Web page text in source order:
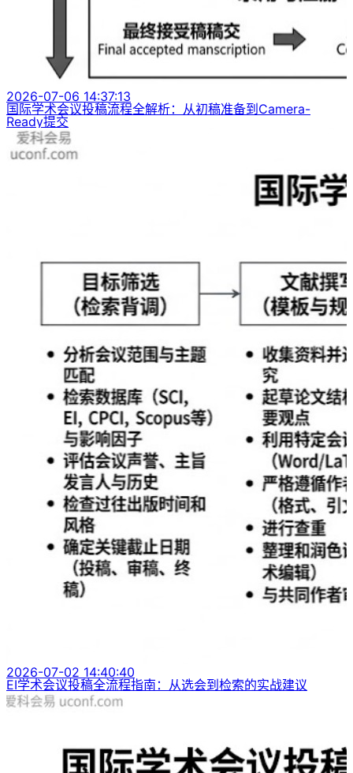
2026-07-06 14:37:13
国际学术会议投稿流程全解析：从初稿准备到Camera-
Ready提交
2026-07-02 14:40:40
EI学术会议投稿全流程指南：从选会到检索的实战建议